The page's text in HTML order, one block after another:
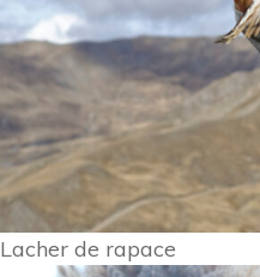
Lacher de rapace